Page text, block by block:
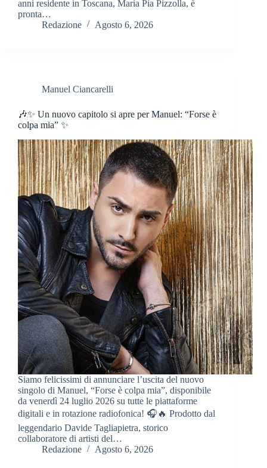
anni residente in Toscana, Maria Pia Pizzolla, è
pronta…
Redazione
Agosto 6, 2026
Manuel Ciancarelli
🎶✨ Un nuovo capitolo si apre per Manuel: “Forse è
colpa mia” ✨
Siamo felicissimi di annunciare l’uscita del nuovo
singolo di Manuel, “Forse è colpa mia”, disponibile
da venerdì 24 luglio 2026 su tutte le piattaforme
digitali e in rotazione radiofonica! 🎧🔥 Prodotto dal
leggendario Davide Tagliapietra, storico
collaboratore di artisti del…
Redazione
Agosto 6, 2026